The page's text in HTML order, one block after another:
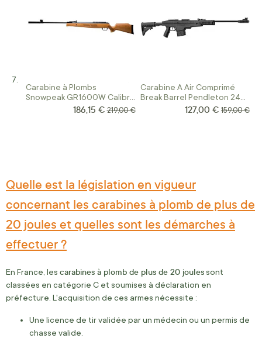
Carabine à Plombs
Snowpeak GR1600W Calibre
4.5 40 JoulesPrix Spécial
186,15 € Prix normal
219,00 €
Carabine A Air Comprimé
Break Barrel Pendleton 24
Joules Calibre 4.5 MM
Prix Spécial
127,00 € Prix normal
159,00 €
Quelle est la législation en vigueur
concernant les carabines à plomb de plus de
20 joules et quelles sont les démarches à
effectuer ?
En France, les carabines à plomb de plus de 20 joules sont
classées en catégorie C et soumises à déclaration en
préfecture. L'acquisition de ces armes nécessite :
Une licence de tir validée par un médecin ou un permis de
chasse valide.